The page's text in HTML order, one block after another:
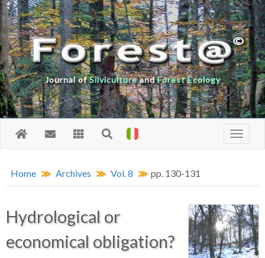
Journal ofSilvicultureandForest Ecology
Home Archives Vol. 8 pp. 130-131
Hydrological or
economical obligation?